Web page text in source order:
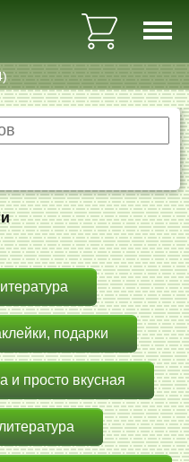
21-28
57-20
подарки
и просто вкусная